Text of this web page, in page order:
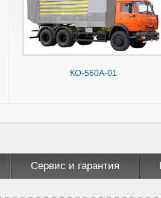
КО-560А-01
Сервис и гарантия